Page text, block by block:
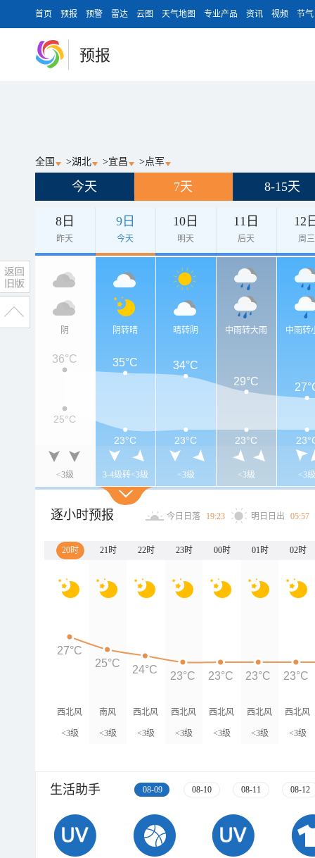
首页 预报 预警 雷达 云图 天气地图 专业产品 资讯 视频 节气
预报
全国 >湖北 >宜昌 >点军
今天 7天 8-15天
8日
昨天
9日
今天
10日
明天
11日
后天
12
周三
阴
<3级
阴转晴
3-4级转<3级
晴转阴
<3级
中雨转大雨
<3级
中雨转
<3级
36°C 35°C
34°C
29°C
25°C
23°C
23°C 23°C
逐小时预报 今日日落 19:23 明日日出 05:57
20时 21时 22时 23时 00时 01时 02时
西北风
<3级
南风
<3级
西北风
<3级
西北风
<3级
西北风
<3级
西北风
<3级
西北风
<3级
27°C
25°C
24°C
23°C 23°C 23°C 23°C
生活助手 08-09 08-10 08-11 08-12